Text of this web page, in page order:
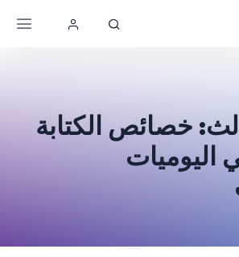
خصائص الكتابة
اليوميات